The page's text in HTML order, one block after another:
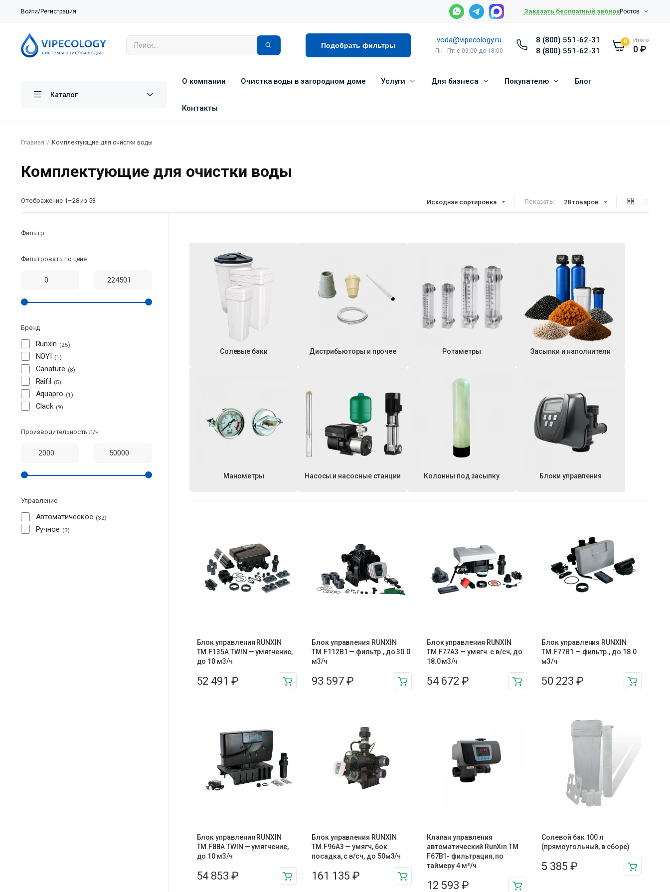
Войти/Регистрация Заказать бесплатный звонокРостов
Подобрать фильтры
voda@vipecology.ru
Пн - Пт: с 09:00 до 18:00
8 (800) 551-62-31
8 (800) 551-62-31
0 Итого
0₽
Каталог
О компании Очистка воды в загородном доме Услуги Для бизнеса Покупателю Блог
Контакты
Главная Комплектующие для очистки воды
Комплектующие для очистки воды
Исходная сортировка Показать: 28 товаров
Отображение 1–28 из 53
Солевые баки Дистрибьюторы и прочее Ротаметры Засыпки и наполнители
Манометры Насосы и насосные станции Колонны под засыпку Блоки управления
Блок управления RUNXIN
TM.F135A TWIN — умягчение,
до 10 м3/ч
52 491₽
Блок управления RUNXIN
ТМ.F112B1 — фильтр., до 30.0
м3/ч
93 597 ₽
Блок управления RUNXIN
ТМ.F77A3 — умягч. с в/сч, до
18.0 м3/ч
54 672 ₽
Блок управления RUNXIN
ТМ.F77B1 — фильтр., до 18.0
м3/ч
50 223₽
Блок управления RUNXIN
ТМ.F88A TWIN — умягчение,
до 10 м3/ч
54 853₽
Блок управления RUNXIN
ТМ.F96A3 — умягч, бок.
посадка, с в/сч, до 50м3/ч
161 135 ₽
Клапан управления
автоматический RunXin TM
F67В1- фильтрация, по
таймеру 4 м³/ч
12 593 ₽
Солевой бак 100 л
(прямоугольный, в сборе)
5 385₽
Фильтр
Фильтровать по цене
Бренд
Runxin 25
NOYI 1
Canature 8
Raifil 5
Aquapro 1
Clack 9
Производительность л/ч
Управление
Автоматическое 32
Ручное 3